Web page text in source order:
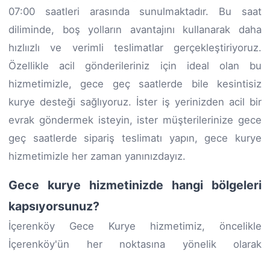
07:00 saatleri arasında sunulmaktadır. Bu saat
diliminde, boş yolların avantajını kullanarak daha
hızlıızlı ve verimli teslimatlar gerçekleştiriyoruz.
Özellikle acil gönderileriniz için ideal olan bu
hizmetimizle, gece geç saatlerde bile kesintisiz
kurye desteği sağlıyoruz. İster iş yerinizden acil bir
evrak göndermek isteyin, ister müşterilerinize gece
geç saatlerde sipariş teslimatı yapın, gece kurye
hizmetimizle her zaman yanınızdayız.
Gece kurye hizmetinizde hangi bölgeleri
kapsıyorsunuz?
İçerenköy Gece Kurye hizmetimiz, öncelikle
İçerenköy'ün her noktasına yönelik olarak